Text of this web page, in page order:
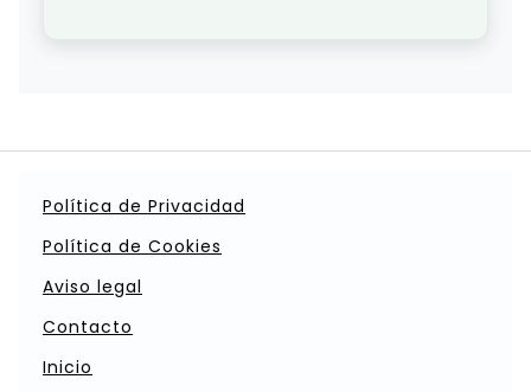
Política de Privacidad
Política de Cookies
Aviso legal
Contacto
Inicio